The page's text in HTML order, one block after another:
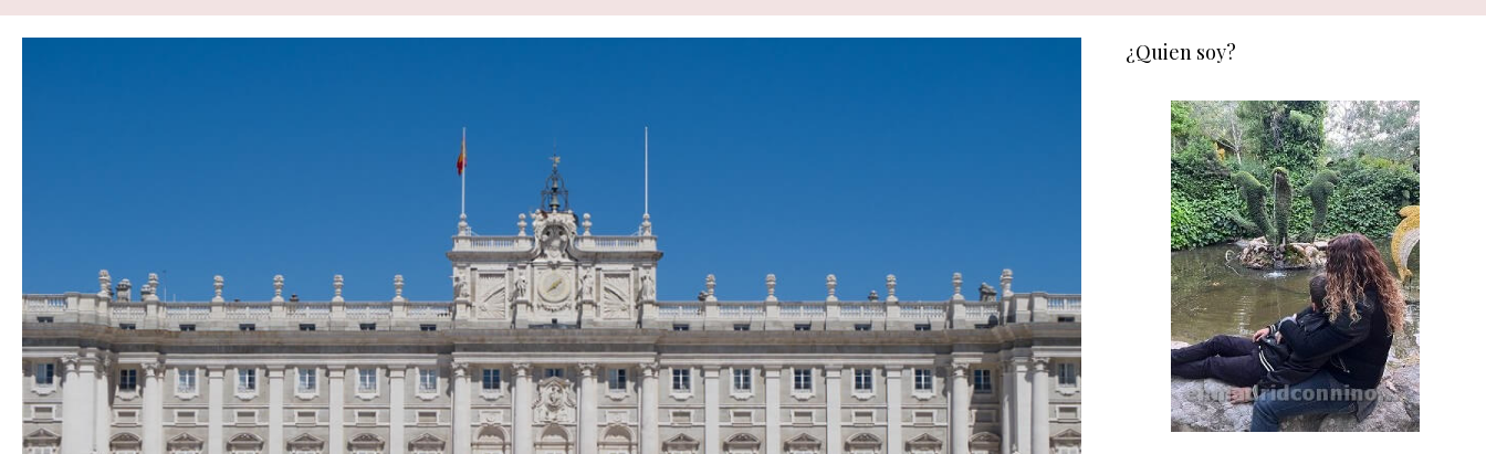
¿Quien soy?